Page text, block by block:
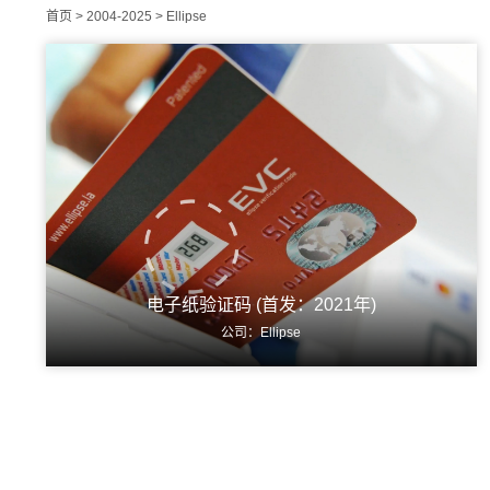
首页 > 2004-2025 > Ellipse
电子纸验证码 (首发：2021年)
公司：Ellipse